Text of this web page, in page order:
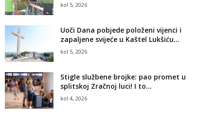
kol 5, 2026
Uoči Dana pobjede položeni vijenci i
zapaljene svijeće u Kaštel Lukšiću...
kol 5, 2026
Stigle službene brojke: pao promet u
splitskoj Zračnoj luci! I to...
kol 4, 2026